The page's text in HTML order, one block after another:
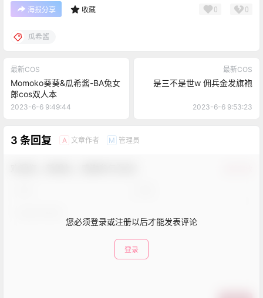
海报分享 收藏 0 0
瓜希酱
最新COS
Momoko葵葵&瓜希酱-BA兔女
郎cos双人本
2023-6-6 9:49:44
最新COS
是三不是世w 佣兵金发旗袍
2023-6-6 9:53:23
3 条回复 A 文章作者 M 管理员
您必须登录或注册以后才能发表评论
登录